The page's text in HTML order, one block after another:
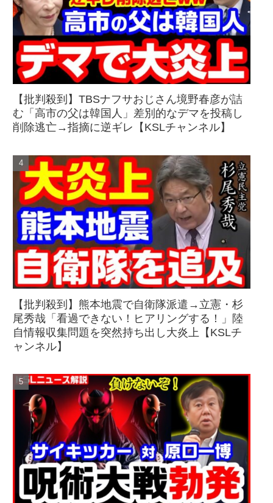
【批判殺到】TBSナフサおじさん境野春彦が詰
む「高市の父は韓国人」差別的なデマを投稿し
削除逃亡→指摘に逆ギレ【KSLチャンネル】
【批判殺到】熊本地震で自衛隊派遣→立憲・杉
尾秀哉「看過できない！ヒアリングする！」陸
自情報収集問題を突然持ち出し大炎上【KSLチ
ャンネル】